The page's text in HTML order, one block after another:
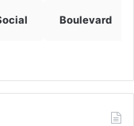
Boulevard